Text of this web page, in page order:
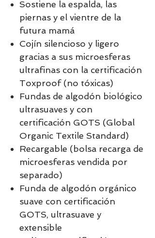
Sostiene la espalda, las
piernas y el vientre de la
futura mamá
Cojín silencioso y ligero
gracias a sus microesferas
ultrafinas con la certificación
Toxproof (no tóxicas)
Fundas de algodón biológico
ultrasuaves y con
certificación GOTS (Global
Organic Textile Standard)
Recargable (bolsa recarga de
microesferas vendida por
separado)
Funda de algodón orgánico
suave con certificación
GOTS, ultrasuave y
extensible